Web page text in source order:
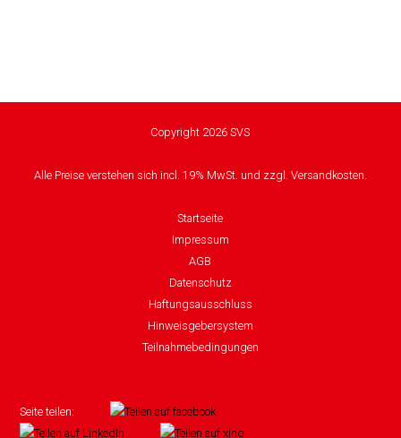
Copyright 2026 SVS
Alle Preise verstehen sich incl. 19% MwSt. und zzgl. Versandkosten.
Startseite
Impressum
AGB
Datenschutz
Haftungsausschluss
Hinweisgebersystem
Teilnahmebedingungen
Seite teilen: